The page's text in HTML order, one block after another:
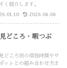
く紹介します。
2026.06.06
どころ・暇つぶ
どころ別の滞在時間やサ
ットとの組み合わせ方ま